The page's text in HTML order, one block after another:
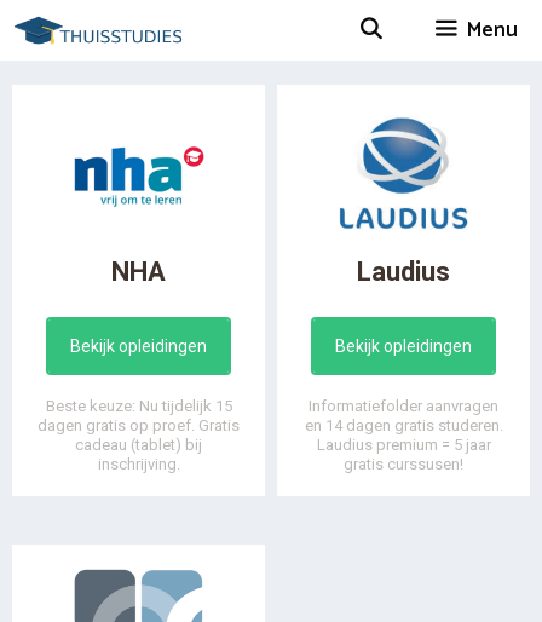
Spring
naar
Menu
NHA
Bekijk opleidingen
Beste keuze: Nu tijdelijk 15
dagen gratis op proef. Gratis
cadeau (tablet) bij
inschrijving.
Laudius
Bekijk opleidingen
Informatiefolder aanvragen
en 14 dagen gratis studeren.
Laudius premium = 5 jaar
gratis curssusen!